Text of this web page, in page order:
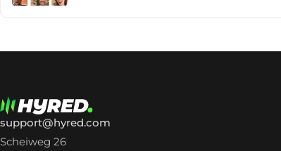
support@hyred.com
Scheiweg 26